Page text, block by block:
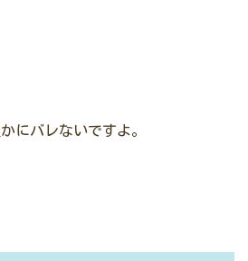
にバレないですよ。